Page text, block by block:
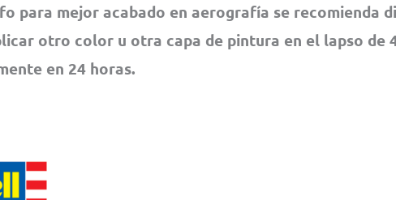
para mejor acabado en aerografía se recomienda
otro color u otra capa de pintura en el lapso de
en 24 horas.